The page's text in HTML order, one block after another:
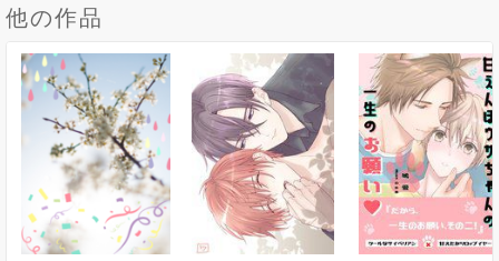
他の作品